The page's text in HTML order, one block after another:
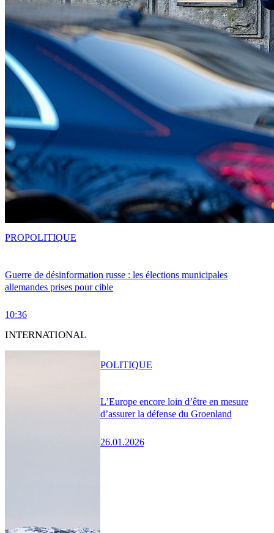
Guerre de désinformation russe : les élections municipales
allemandes prises pour cible
10:36
PROPOLITIQUE
INTERNATIONAL
L’Europe encore loin d’être en mesure
d’assurer la défense du Groenland
26.01.2026
POLITIQUE